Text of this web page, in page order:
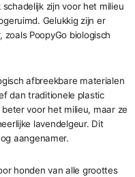
zijn voor het milieu
Gelukkig zijn er
PoopyGo biologisch
afbreekbare materialen
dan traditionele plastic
voor het milieu, maar ze
lavendelgeur. Dit
aangenamer.
honden van alle groottes